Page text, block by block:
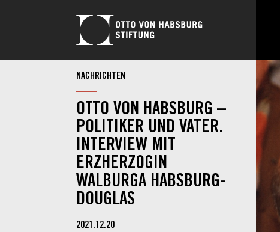
NACHRICHTEN
OTTO VON HABSBURG –
POLITIKER UND VATER.
INTERVIEW MIT
ERZHERZOGIN
WALBURGA HABSBURG-
DOUGLAS
2021.12.20